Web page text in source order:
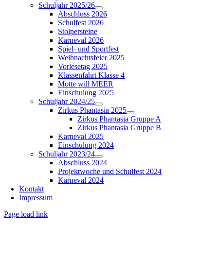
Schuljahr 2025/26
Abschluss 2026
Schulfest 2026
Stolpersteine
Karneval 2026
Spiel- und Sportfest
Weihnachtsfeier 2025
Vorlesetag 2025
Klassenfahrt Klasse 4
Motte will MEER
Einschulung 2025
Schuljahr 2024/25
Zirkus Phantasia 2025
Zirkus Phantasia Gruppe A
Zirkus Phantasia Gruppe B
Karneval 2025
Einschulung 2024
Schuljahr 2023/24
Abschluss 2024
Projektwoche und Schulfest 2024
Karneval 2024
Kontakt
Impressum
Page load link